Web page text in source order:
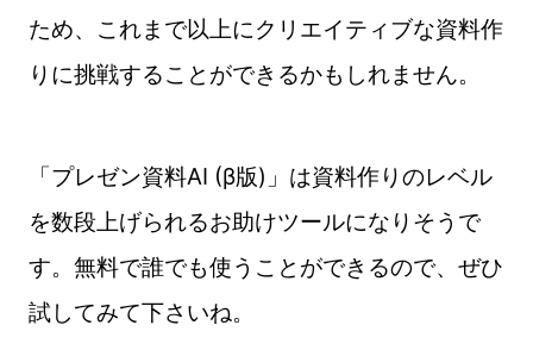
ため、これまで以上にクリエイティブな資料作
りに挑戦することができるかもしれません。
「プレゼン資料AI (β版)」は資料作りのレベル
を数段上げられるお助けツールになりそうで
す。無料で誰でも使うことができるので、ぜひ
試してみて下さいね。